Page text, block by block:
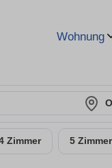
Wohnung
Zimmer 5 Zimmer